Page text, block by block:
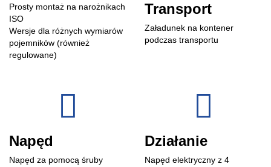
Prosty montaż na narożnikach
ISO
Wersje dla różnych wymiarów
pojemników (również
regulowane)
Transport
Załadunek na kontener
podczas transportu
Napęd
Napęd za pomocą śruby
Działanie
Napęd elektryczny z 4